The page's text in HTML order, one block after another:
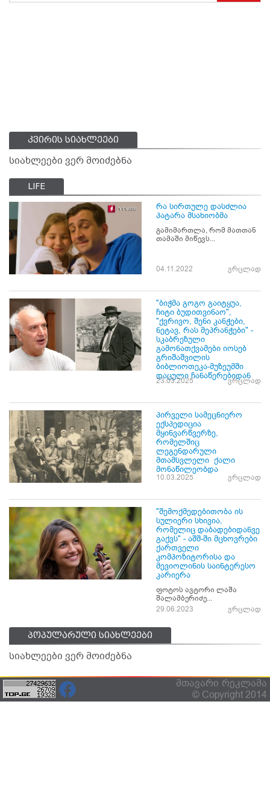
კვირის სიახლეები
სიახლეები ვერ მოიძებნა
LIFE
რა სირთულე დასძლია
პატარა მსახიობმა
გამიმართლა, რომ მათთან
თამაში მიწევს...
04.11.2022 ვრცლად
"ბიჭმა გოგო გაიტყუა,
ჩიტი ბუდითვინაო",
"ქვრივო, შენი კანჭები,
ნეტავ, რას მეპრანჭები" -
სკაბრეზული
გამონათქვამები იოსებ
გრიშაშვილის
ბიბლიოთეკა-მუზეუმში
დაცული ჩანაწერებიდან
23.03.2025 ვრცლად
პირველი სამეცნიერო
ექსპედიცია
მყინვარწვერზე,
რომელშიც
ლეგენდარული
მთამსვლელი ქალი
მონაწილეობდა
10.03.2025 ვრცლად
"შემოქმედებითობა ის
სულიერი სხივია,
რომელიც დაბადებიდანვე
გაქვს" - აშშ-ში მცხოვრები
ქართველი
კომპოზიტორისა და
მევიოლინის საინტერესო
კარიერა
ფოტოს ავტორი ლაშა
შალამბერიძე...
29.06.2023
ვრცლად
პოპულარული სიახლეები
სიახლეები ვერ მოიძებნა
მთავარი რეკლამა
© Copyright 2014